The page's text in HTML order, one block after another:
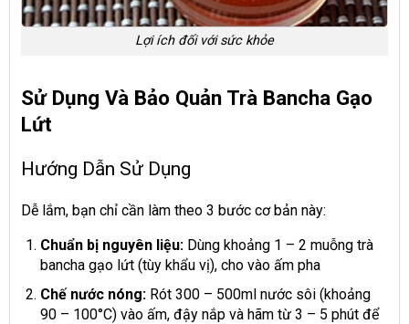
Lợi ích đối với sức khỏe
Sử Dụng Và Bảo Quản Trà Bancha Gạo
Lứt
Hướng Dẫn Sử Dụng
Dễ lắm, bạn chỉ cần làm theo 3 bước cơ bản này:
Chuẩn bị nguyên liệu:Dùng khoảng 1 – 2 muỗng trà
bancha gạo lứt (tùy khẩu vị), cho vào ấm pha
Chế nước nóng:Rót 300 – 500ml nước sôi (khoảng
90 – 100°C) vào ấm, đậy nắp và hãm từ 3 – 5 phút để